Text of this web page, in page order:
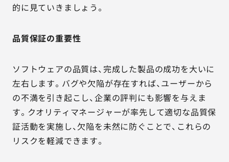
的に見ていきましょう。
品質保証の重要性
ソフトウェアの品質は、完成した製品の成功を大いに
左右します。バグや欠陥が存在すれば、ユーザーから
の不満を引き起こし、企業の評判にも影響を与えま
す。クオリティマネージャーが率先して適切な品質保
証活動を実施し、欠陥を未然に防ぐことで、これらの
リスクを軽減できます。